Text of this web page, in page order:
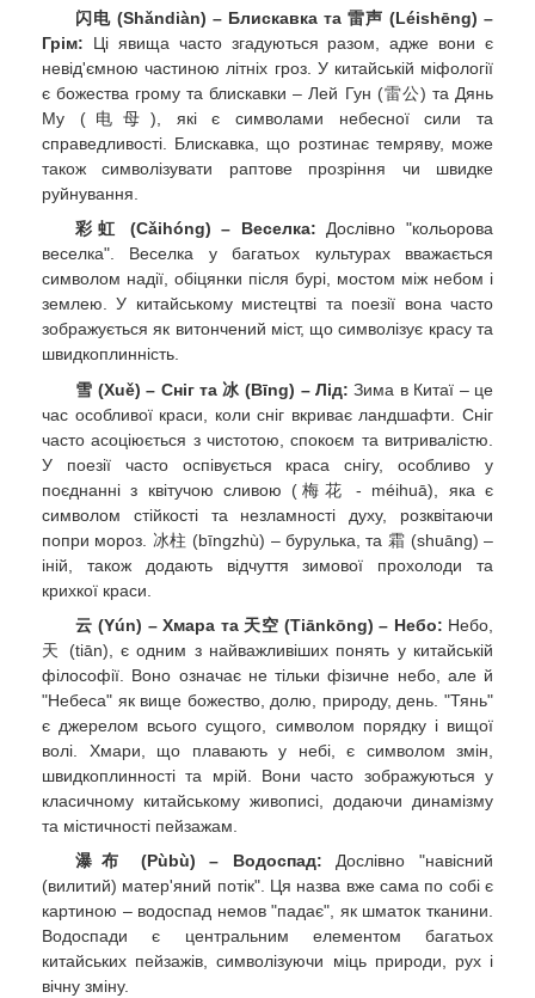
闪电 (Shǎndiàn) – Блискавка та 雷声 (Léishēng) –
Грім: Ці явища часто згадуються разом, адже вони є
невід'ємною частиною літніх гроз. У китайській міфології
є божества грому та блискавки – Лей Гун (雷公) та Дянь
Му (电母), які є символами небесної сили та
справедливості. Блискавка, що розтинає темряву, може
також символізувати раптове прозріння чи швидке
руйнування.
彩虹 (Cǎihóng) – Веселка: Дослівно "кольорова
веселка". Веселка у багатьох культурах вважається
символом надії, обіцянки після бурі, мостом між небом і
землею. У китайському мистецтві та поезії вона часто
зображується як витончений міст, що символізує красу та
швидкоплинність.
雪 (Xuě) – Сніг та 冰 (Bīng) – Лід: Зима в Китаї – це
час особливої краси, коли сніг вкриває ландшафти. Сніг
часто асоціюється з чистотою, спокоєм та витривалістю.
У поезії часто оспівується краса снігу, особливо у
поєднанні з квітучою сливою (梅花 - méihuā), яка є
символом стійкості та незламності духу, розквітаючи
попри мороз. 冰柱 (bīngzhù) – бурулька, та 霜 (shuāng) –
іній, також додають відчуття зимової прохолоди та
крихкої краси.
云 (Yún) – Хмара та 天空 (Tiānkōng) – Небо: Небо,
天 (tiān), є одним з найважливіших понять у китайській
філософії. Воно означає не тільки фізичне небо, але й
"Небеса" як вище божество, долю, природу, день. "Тянь"
є джерелом всього сущого, символом порядку і вищої
волі. Хмари, що плавають у небі, є символом змін,
швидкоплинності та мрій. Вони часто зображуються у
класичному китайському живописі, додаючи динамізму
та містичності пейзажам.
瀑布 (Pùbù) – Водоспад: Дослівно "навісний
(вилитий) матер'яний потік". Ця назва вже сама по собі є
картиною – водоспад немов "падає", як шматок тканини.
Водоспади є центральним елементом багатьох
китайських пейзажів, символізуючи міць природи, рух і
вічну зміну.